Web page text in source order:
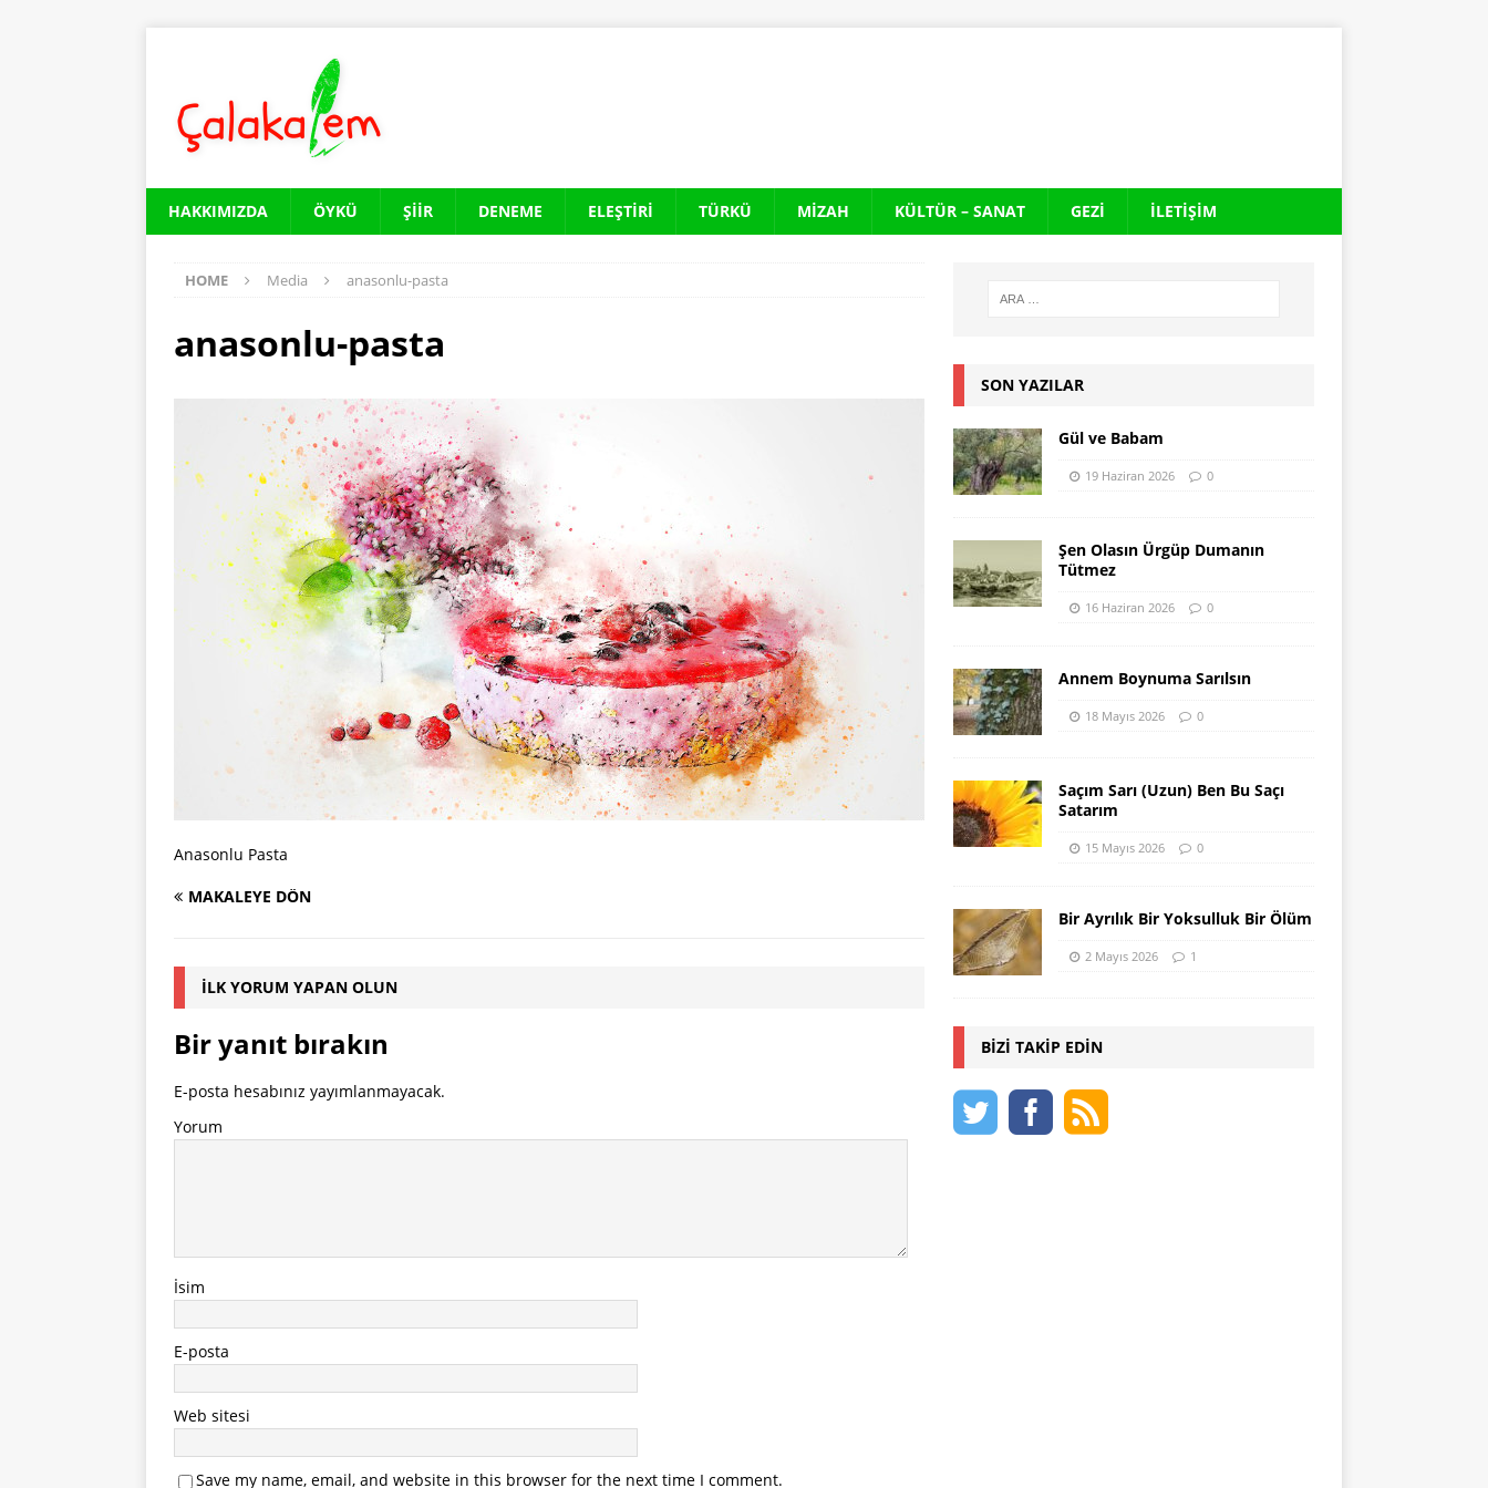
HAKKIMIZDA ÖYKÜ ŞIIR DENEME ELEŞTIRI TÜRKÜ MIZAH KÜLTÜR – SANAT GEZI İLETIŞIM
HOME Media anasonlu-pasta
anasonlu-pasta
Anasonlu Pasta
MAKALEYE DÖN
İLK YORUM YAPAN OLUN
Bir yanıt bırakın
E-posta hesabınız yayımlanmayacak.
Yorum
İsim
E-posta
Web sitesi
Save my name, email, and website in this browser for the next time I comment.
SON YAZILAR
Gül ve Babam
19 Haziran 2026 0
Şen Olasın Ürgüp Dumanın
Tütmez
16 Haziran 2026 0
Annem Boynuma Sarılsın
18 Mayıs 2026 0
Saçım Sarı (Uzun) Ben Bu Saçı
Satarım
15 Mayıs 2026 0
Bir Ayrılık Bir Yoksulluk Bir Ölüm
2 Mayıs 2026 1
BIZI TAKIP EDIN